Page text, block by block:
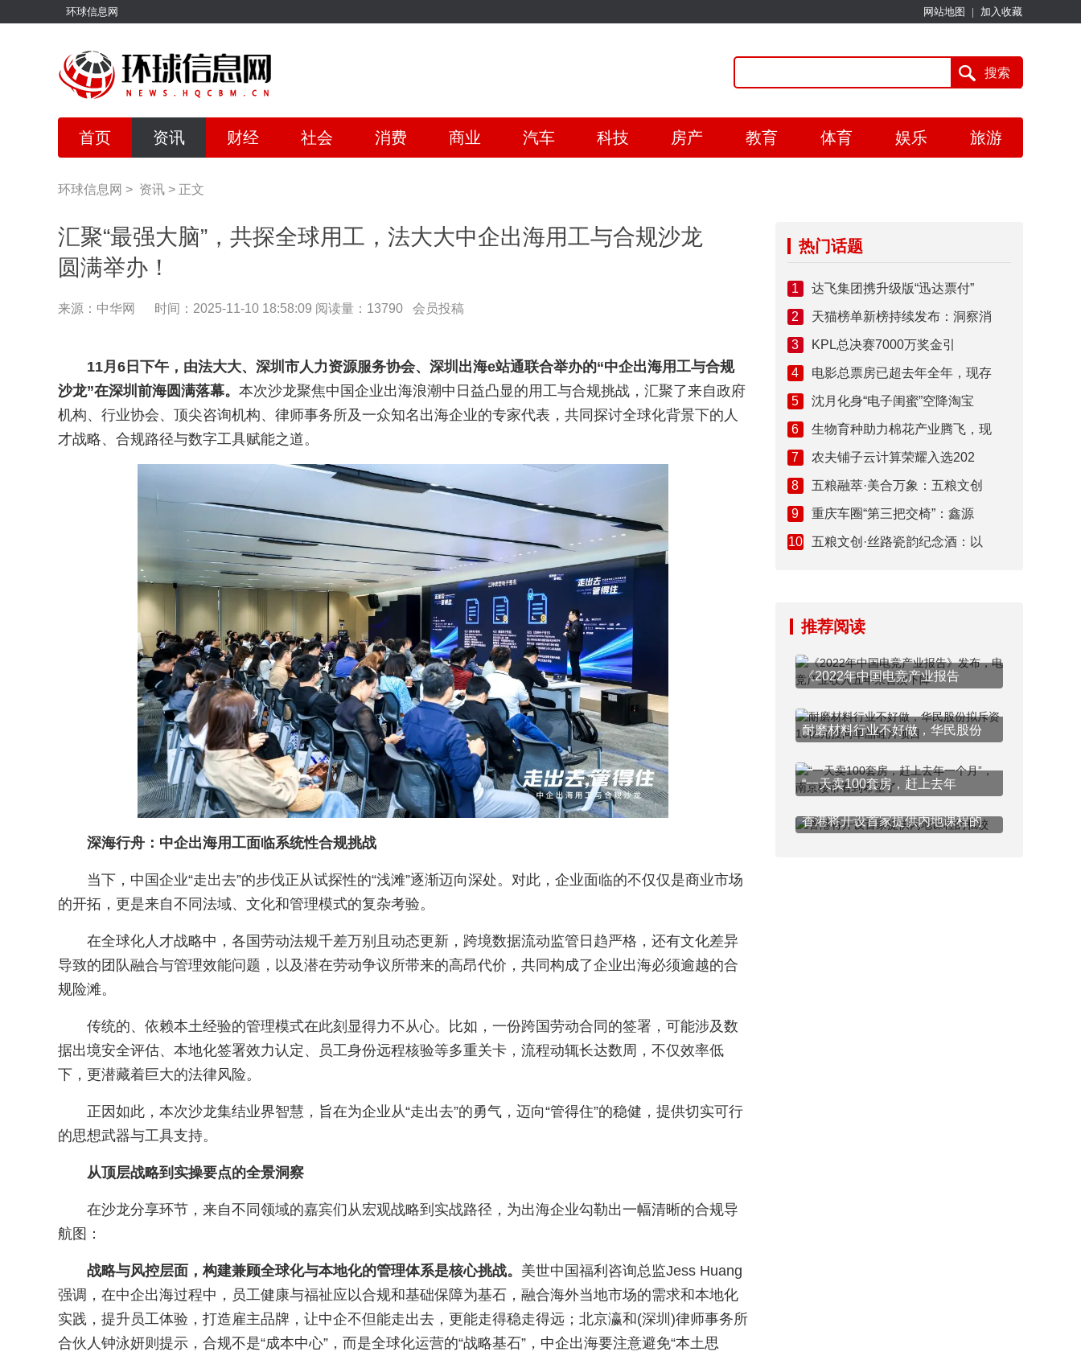
环球信息网 网站地图 | 加入收藏
首页 资讯 财经 社会 消费 商业 汽车 科技 房产 教育 体育 娱乐 旅游
环球信息网 > 资讯 > 正文
汇聚“最强大脑”，共探全球用工，法大大中企出海用工与合规沙龙
圆满举办！
来源：中华网 时间：2025-11-10 18:58:09 阅读量：13790 会员投稿
11月6日下午，由法大大、深圳市人力资源服务协会、深圳出海e站通联合举办的“中企出海用工与合规
沙龙”在深圳前海圆满落幕。 本次沙龙聚焦中国企业出海浪潮中日益凸显的用工与合规挑战，汇聚了来自政府
机构、行业协会、顶尖咨询机构、律师事务所及一众知名出海企业的专家代表，共同探讨全球化背景下的人
才战略、合规路径与数字工具赋能之道。
深海行舟：中企出海用工面临系统性合规挑战
当下，中国企业“走出去”的步伐正从试探性的“浅滩”逐渐迈向深处。对此，企业面临的不仅仅是商业市场
的开拓，更是来自不同法域、文化和管理模式的复杂考验。
在全球化人才战略中，各国劳动法规千差万别且动态更新，跨境数据流动监管日趋严格，还有文化差异
导致的团队融合与管理效能问题，以及潜在劳动争议所带来的高昂代价，共同构成了企业出海必须逾越的合
规险滩。
传统的、依赖本土经验的管理模式在此刻显得力不从心。比如，一份跨国劳动合同的签署，可能涉及数
据出境安全评估、本地化签署效力认定、员工身份远程核验等多重关卡，流程动辄长达数周，不仅效率低
下，更潜藏着巨大的法律风险。
正因如此，本次沙龙集结业界智慧，旨在为企业从“走出去”的勇气，迈向“管得住”的稳健，提供切实可行
的思想武器与工具支持。
从顶层战略到实操要点的全景洞察
在沙龙分享环节，来自不同领域的嘉宾们从宏观战略到实战路径，为出海企业勾勒出一幅清晰的合规导
航图：
战略与风控层面，构建兼顾全球化与本地化的管理体系是核心挑战。 美世中国福利咨询总监Jess Huang
强调，在中企出海过程中，员工健康与福祉应以合规和基础保障为基石，融合海外当地市场的需求和本地化
实践，提升员工体验，打造雇主品牌，让中企不但能走出去，更能走得稳走得远；北京瀛和(深圳)律师事务所
合伙人钟泳妍则提示，合规不是“成本中心”，而是全球化运营的“战略基石”，中企出海要注意避免“本土思
热门话题
1 达飞集团携升级版“迅达票付”
2 天猫榜单新榜持续发布：洞察消
3 KPL总决赛7000万奖金引
4 电影总票房已超去年全年，现存
5 沈月化身“电子闺蜜”空降淘宝
6 生物育种助力棉花产业腾飞，现
7 农夫铺子云计算荣耀入选202
8 五粮融萃·美合万象：五粮文创
9 重庆车圈“第三把交椅”：鑫源
10 五粮文创·丝路瓷韵纪念酒：以
推荐阅读
《2022年中国电竞产业报告
耐磨材料行业不好做，华民股份
“一天卖100套房，赶上去年
香港将开设首家提供内地课程的